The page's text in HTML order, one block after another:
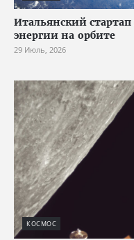
Итальянский
энергии на орбите
29 Июль, 2026
КОСМОС